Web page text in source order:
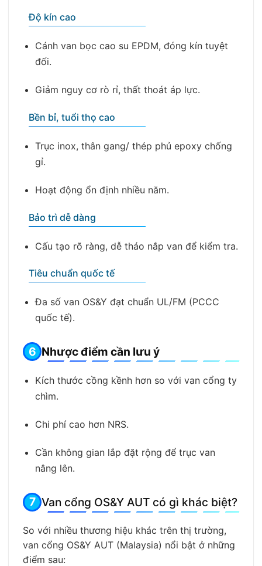
Độ kín cao
Cánh van bọc cao su EPDM, đóng kín tuyệt
đối.
Giảm nguy cơ rò rỉ, thất thoát áp lực.
Bền bỉ, tuổi thọ cao
Trục inox, thân gang/ thép phủ epoxy chống
gỉ.
Hoạt động ổn định nhiều năm.
Bảo trì dễ dàng
Cấu tạo rõ ràng, dễ tháo nắp van để kiểm tra.
Tiêu chuẩn quốc tế
Đa số van OS&Y đạt chuẩn UL/FM (PCCC
quốc tế).
Nhược điểm cần lưu ý
Kích thước cồng kềnh hơn so với van cổng ty
chìm.
Chi phí cao hơn NRS.
Cần không gian lắp đặt rộng để trục van
nâng lên.
Van cổng OS&Y AUT có gì khác biệt?
So với nhiều thương hiệu khác trên thị trường,
van cổng OS&Y AUT (Malaysia) nổi bật ở những
điểm sau: